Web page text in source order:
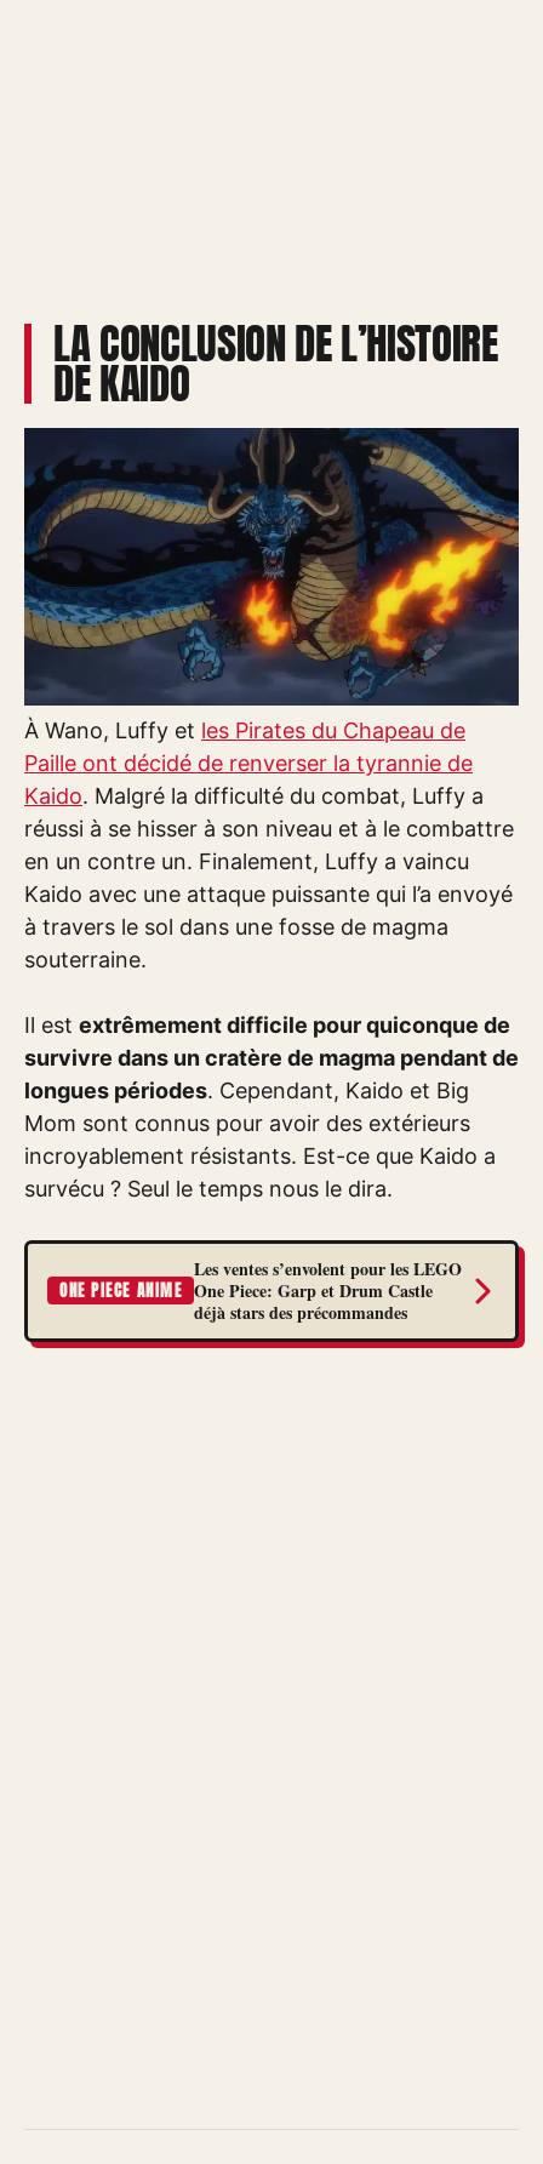
LA CONCLUSION DE L’HISTOIRE
DE KAIDO
À Wano, Luffy et les Pirates du Chapeau de
Paille ont décidé de renverser la tyrannie de
Kaido. Malgré la difficulté du combat, Luffy a
réussi à se hisser à son niveau et à le combattre
en un contre un. Finalement, Luffy a vaincu
Kaido avec une attaque puissante qui l’a envoyé
à travers le sol dans une fosse de magma
souterraine.
Il est extrêmement difficile pour quiconque de
survivre dans un cratère de magma pendant de
longues périodes. Cependant, Kaido et Big
Mom sont connus pour avoir des extérieurs
incroyablement résistants. Est-ce que Kaido a
survécu ? Seul le temps nous le dira.
ONE PIECE ANIME
Les ventes s’envolent pour les LEGO
One Piece: Garp et Drum Castle
déjà stars des précommandes